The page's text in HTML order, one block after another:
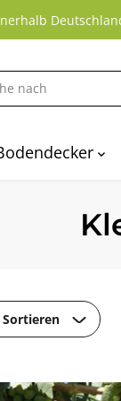
Sortieren